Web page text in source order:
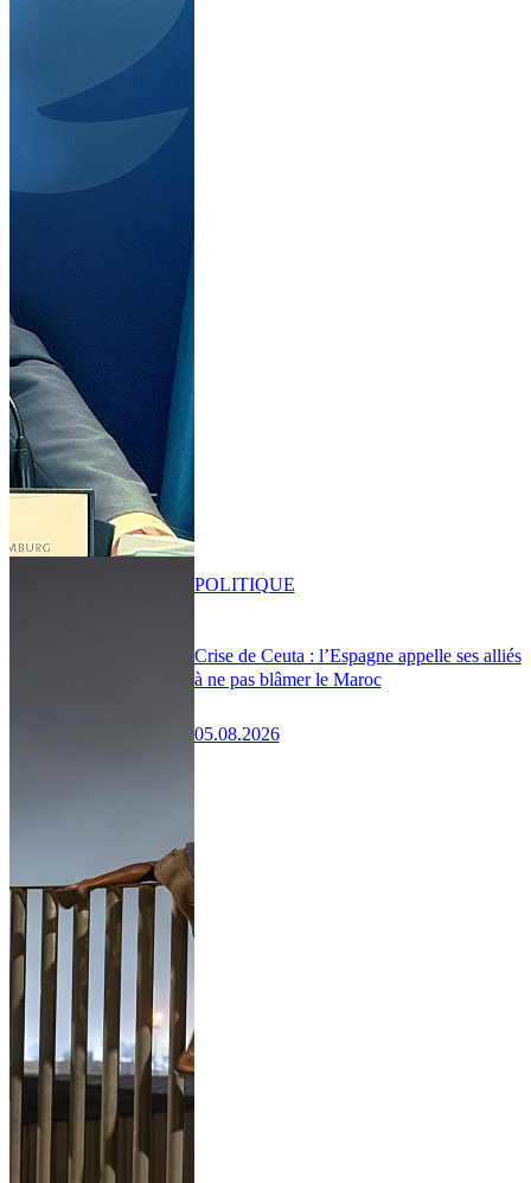
Crise de Ceuta : l’Espagne appelle ses alliés
à ne pas blâmer le Maroc
05.08.2026
POLITIQUE